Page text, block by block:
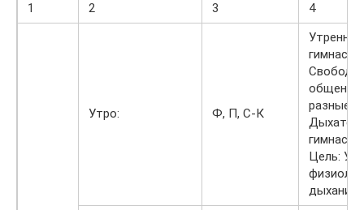
1 2 3 4
Утро: Ф, П, С-К
Утренняя
общение
разные
Цель:
дыхание